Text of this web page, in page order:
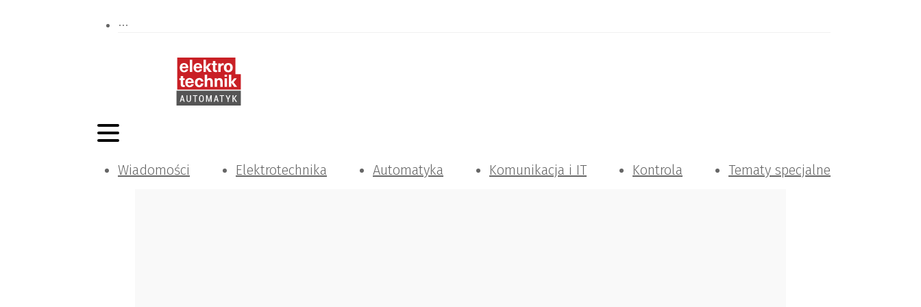
Wiadomości Elektrotechnika Automatyka Komunikacja i IT Kontrola Tematy specjalne